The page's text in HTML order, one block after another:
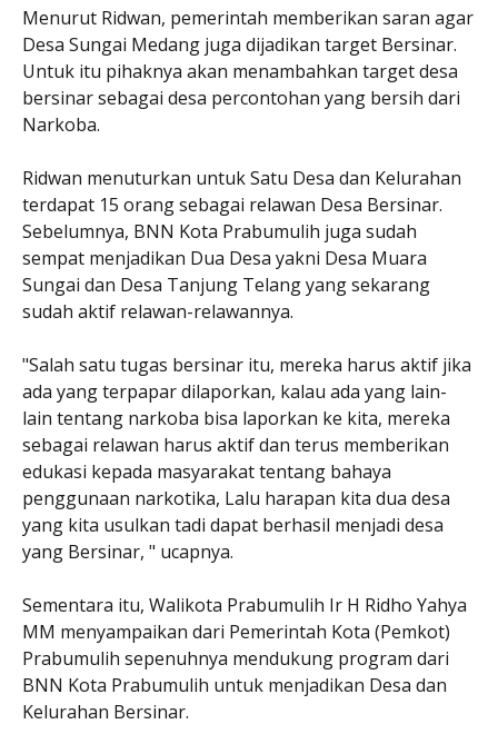
Menurut Ridwan, pemerintah memberikan saran agar
Desa Sungai Medang juga dijadikan target Bersinar.
Untuk itu pihaknya akan menambahkan target desa
bersinar sebagai desa percontohan yang bersih dari
Narkoba.
Ridwan menuturkan untuk Satu Desa dan Kelurahan
terdapat 15 orang sebagai relawan Desa Bersinar.
Sebelumnya, BNN Kota Prabumulih juga sudah
sempat menjadikan Dua Desa yakni Desa Muara
Sungai dan Desa Tanjung Telang yang sekarang
sudah aktif relawan-relawannya.
"Salah satu tugas bersinar itu, mereka harus aktif jika
ada yang terpapar dilaporkan, kalau ada yang lain-
lain tentang narkoba bisa laporkan ke kita, mereka
sebagai relawan harus aktif dan terus memberikan
edukasi kepada masyarakat tentang bahaya
penggunaan narkotika, Lalu harapan kita dua desa
yang kita usulkan tadi dapat berhasil menjadi desa
yang Bersinar, " ucapnya.
Sementara itu, Walikota Prabumulih Ir H Ridho Yahya
MM menyampaikan dari Pemerintah Kota (Pemkot)
Prabumulih sepenuhnya mendukung program dari
BNN Kota Prabumulih untuk menjadikan Desa dan
Kelurahan Bersinar.